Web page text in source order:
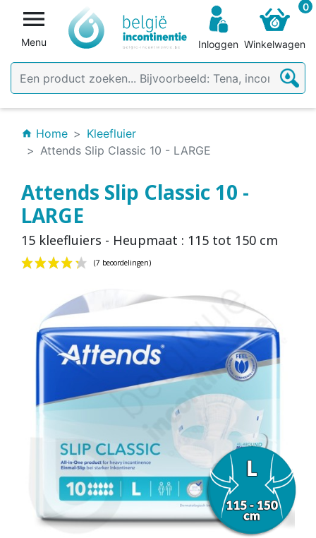

Menu Inloggen
0
Winkelwagen
home Home
Kleefluier
Attends Slip Classic 10 - LARGE
Attends Slip Classic 10 -
LARGE
15 kleefluiers - Heupmaat : 115 tot 150 cm
(7 beoordelingen)